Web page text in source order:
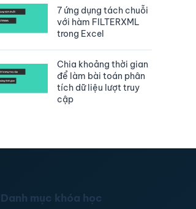
7 ứng dụng tách chuỗi
với hàm FILTERXML
trong Excel
Chia khoảng thời gian
để làm bài toán phân
tích dữ liệu lượt truy
cập
Danh mục khóa học